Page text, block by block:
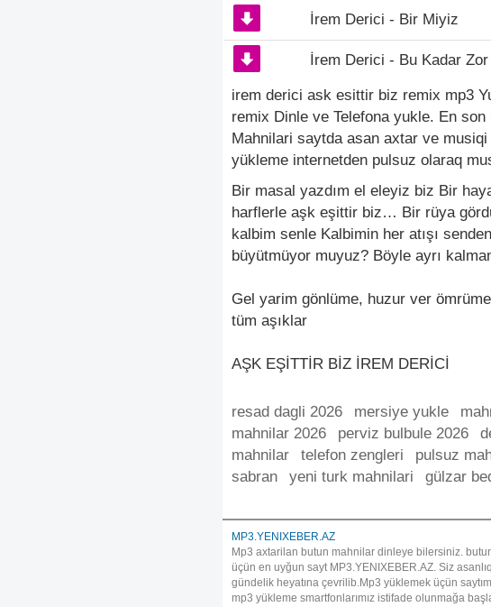
İrem Derici - Bir Miyiz
İrem Derici - Bu Kadar
irem derici ask esittir biz remix mp3
remix Dinle ve Telefona yukle. En
Mahnilari saytda asan axtar ve
yükleme internetden pulsuz olaraq
Bir masal yazdım el eleyiz biz Bir
harflerle aşk eşittir biz… Bir rüya
kalbim senle Kalbimin her atışı
büyütmüyor muyuz? Böyle ayrı
Gel yarim gönlüme, huzur ver
tüm aşıklar
AŞK EŞİTTİR BİZ İREM DERİCİ
resad dagli 2026 mersiye yukle
mahnilar 2026
perviz bulbule 2026
mahnilar
telefon zengleri pulsuz
sabran
yeni turk mahnilari gülzar
MP3.YENIXEBER.AZ
Mp3 axtarilan butun mahnilar dinleye bilersiniz.
üçün en uyğun sayt MP3.YENIXEBER.AZ. Siz
gündelik heyatına çevrilib.Mp3 yüklemek üçün
mp3 yükleme smartfonlarımız istifade olunmağa